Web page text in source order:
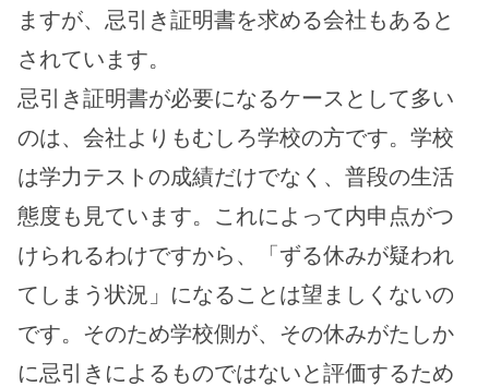
ますが、忌引き証明書を求める会社もあると
されています。
忌引き証明書が必要になるケースとして多い
のは、会社よりもむしろ学校の方です。学校
は学力テストの成績だけでなく、普段の生活
態度も見ています。これによって内申点がつ
けられるわけですから、「ずる休みが疑われ
てしまう状況」になることは望ましくないの
です。そのため学校側が、その休みがたしか
に忌引きによるものではないと評価するため